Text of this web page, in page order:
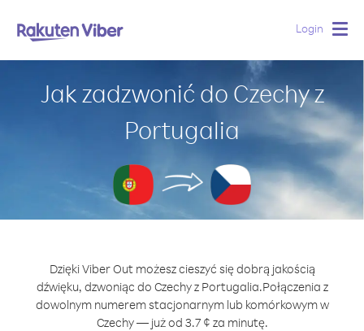
Login
Jak zadzwonić do Czechy z
Portugalia
Dzięki Viber Out możesz cieszyć się dobrą jakością
dźwięku, dzwoniąc do Czechy z Portugalia.Połączenia z
dowolnym numerem stacjonarnym lub komórkowym w
Czechy — już od 3.7 ¢ za minutę.